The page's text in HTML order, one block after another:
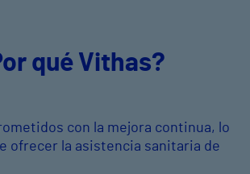
qué Vithas?
con la mejora continua, lo
ofrecer la asistencia sanitaria de